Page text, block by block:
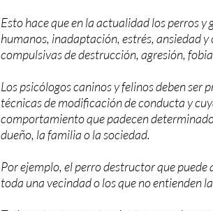
Esto hace que en la actualidad los perros
humanos, inadaptación, estrés, ansiedad
compulsivas de destrucción, agresión,
Los psicólogos caninos y felinos deben
técnicas de modificación de conducta y
comportamiento que padecen
dueño, la familia o la sociedad.
Por ejemplo, el perro destructor que
toda una vecindad o los que no entienden